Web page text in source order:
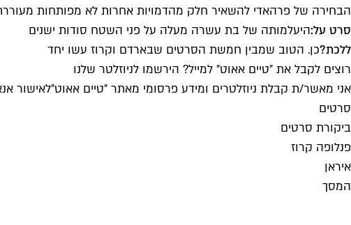
הבחירה של פרהאדי להשאיר חלק מהדמויות אחרות לא מפותחות
סרט על:היעלמותה של בת עשרה מעלה על פני השטח סודות ישנים
ללכת?כן. הטוב שמבין חמשת הסרטים שבארדם וקרוז עשו יחד
רוצים לקבל את ״טיים אאוט״ למייל? הירשמו לניוזלטר שלנו
אני מאשר/ת קבלת ניוזלטרים ומידע פרסומי מאתר ״טיים אאוט״לאישור
סרטים
ביקורת סרטים
פנלופה קרוז
איראן
המסך